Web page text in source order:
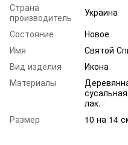
Страна
производитель
Украина
Состояние
Новое
Имя
Святой
Вид изделия
Икона
Материалы
лак.
Размер
10 на 14